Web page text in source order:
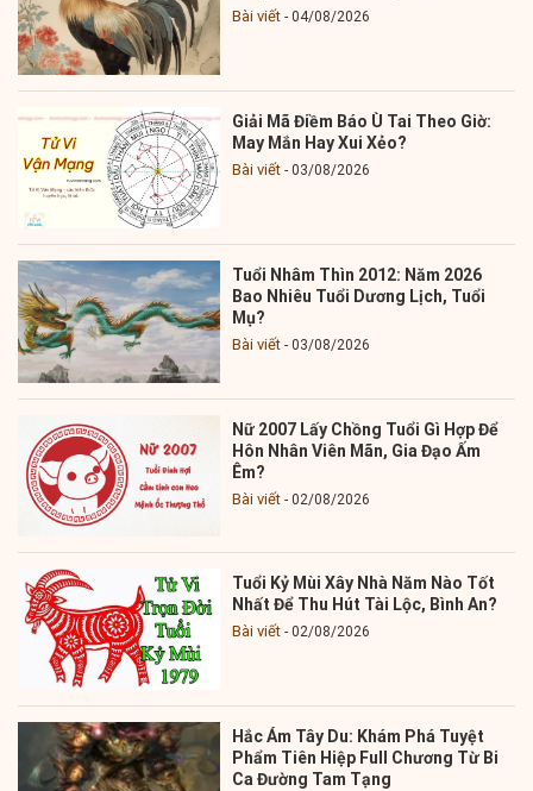
Bài viết 04/08/2026
Giải Mã Điềm Báo Ù Tai Theo Giờ:
May Mắn Hay Xui Xẻo?
Bài viết 03/08/2026
Tuổi Nhâm Thìn 2012: Năm 2026
Bao Nhiêu Tuổi Dương Lịch, Tuổi
Mụ?
Bài viết 03/08/2026
Nữ 2007 Lấy Chồng Tuổi Gì Hợp Để
Hôn Nhân Viên Mãn, Gia Đạo Ấm
Êm?
Bài viết 02/08/2026
Tuổi Kỷ Mùi Xây Nhà Năm Nào Tốt
Nhất Để Thu Hút Tài Lộc, Bình An?
Bài viết 02/08/2026
Hắc Ám Tây Du: Khám Phá Tuyệt
Phẩm Tiên Hiệp Full Chương Từ Bi
Ca Đường Tam Tạng